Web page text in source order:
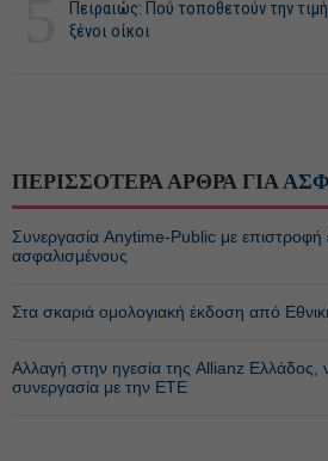
Πειραιώς: Πού τοποθετούν την
ξένοι οίκοι
ΠΕΡΙΣΣΟΤΕΡΑ ΑΡΘΡΑ ΓΙΑ
Συνεργασία Anytime-Public με
ασφαλισμένους
Στα σκαριά ομολογιακή έκδοση από
Αλλαγή στην ηγεσία της Allianz
συνεργασία με την ΕΤΕ